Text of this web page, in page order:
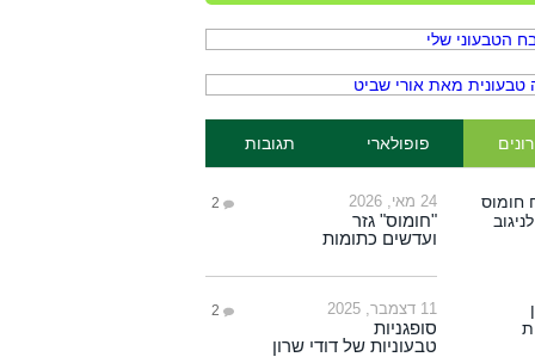
פופולארי תגובות
24 מאי, 2026 2
"חומוס" גזר
ועדשים כתומות
11 דצמבר, 2025 2
סופגניות
טבעוניות של דודי שרון